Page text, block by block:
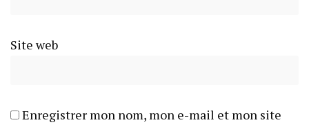
Site web
Enregistrer mon nom, mon e-mail et mon site